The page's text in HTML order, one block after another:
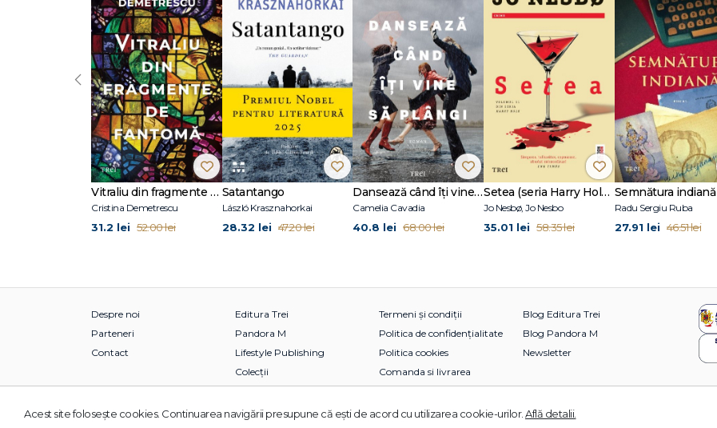
Vitraliu din fragmente de fantomă
Cristina Demetrescu
31.2 lei 52.00 lei
Satantango
László Krasznahorkai
28.32 lei 47.20 lei
Dansează când îți vine să plângi
Camelia Cavadia
40.8 lei 68.00 lei
Setea (seria Harry Hole, vol. 11)
Jo Nesbø, Jo Nesbo
35.01 lei 58.35 lei
Semnătura indiană
Radu Sergiu Ruba
27.91 lei 46.51 lei
‹
Despre noi
Parteneri
Contact
Editura Trei
Pandora M
Lifestyle Publishing
Colecții
Termeni și condiții
Politica de confidențialitate
Politica cookies
Comanda si livrarea
Blog Editura Trei
Blog Pandora M
Newsletter
© 2026 Grupul Editorial TREI. Toate drepturile rezervate.
Acest site foloseşte cookies. Continuarea navigării presupune că eşti de acord cu utilizarea cookie-urilor. Află detalii.